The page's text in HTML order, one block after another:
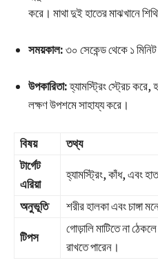
করে। মাথা দুই হাতের মাঝখানে
সময়কাল:৩০ সেকেন্ড থেকে ১
উপকারিতা:হ্যামস্ট্রিং স্ট্রেচ
লক্ষণ উপশমে সাহায্য করে।
বিষয়
তথ্য
টার্গেট
এরিয়া
হ্যামস্ট্রিং, কাঁধ, এবং
অনুভূতি শরীর হালকা এবং চাঙ্গা
টিপস
গোড়ালি মাটিতে না
রাখতে পারেন।